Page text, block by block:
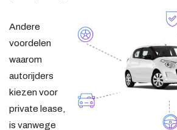
Andere
voordelen
waarom
autorijders
kiezen voor
private lease,
is vanwege